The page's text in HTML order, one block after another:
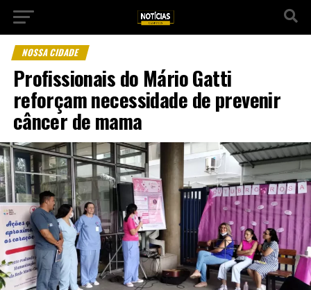
NOSSA CIDADE
Profissionais do Mário Gatti
reforçam necessidade de prevenir
câncer de mama